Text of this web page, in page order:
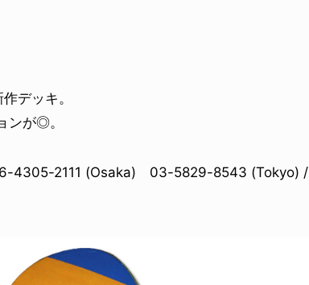
デッキ。
ンが◎。
4305-2111 (Osaka) 03-5829-8543 (Tokyo) /